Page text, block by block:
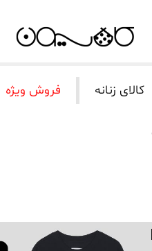
کالای زنانه فروش ویژه